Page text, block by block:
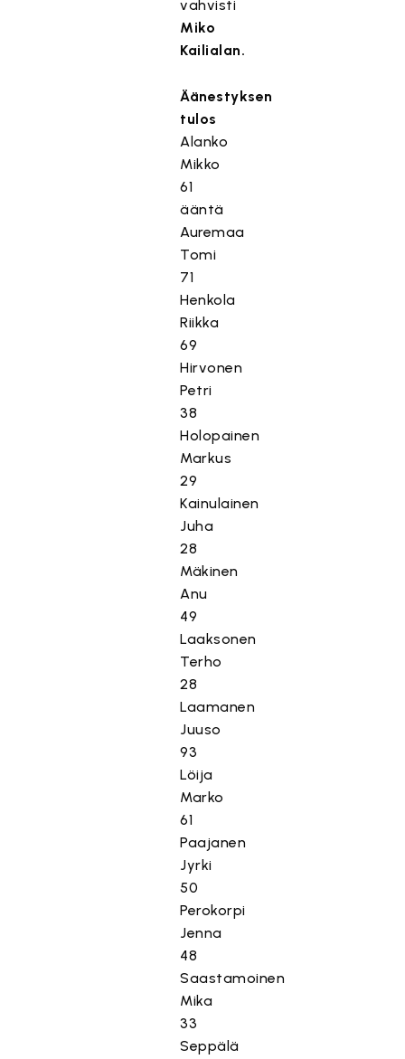
vahvisti
Miko
Kailialan.
Äänestyksen
tulos
Alanko
Mikko
61
ääntä
Auremaa
Tomi
71
Henkola
Riikka
69
Hirvonen
Petri
38
Holopainen
Markus
29
Kainulainen
Juha
28
Mäkinen
Anu
49
Laaksonen
Terho
28
Laamanen
Juuso
93
Löija
Marko
61
Paajanen
Jyrki
50
Perokorpi
Jenna
48
Saastamoinen
Mika
33
Seppälä